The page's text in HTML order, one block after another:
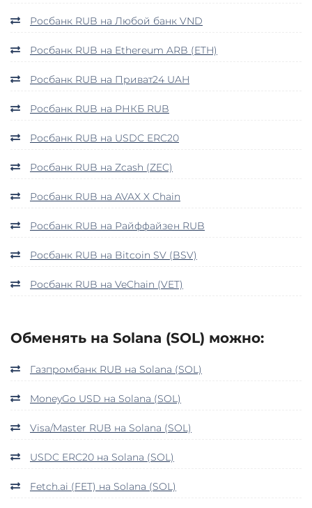
Росбанк RUB на Любой банк VND
Росбанк RUB на Ethereum ARB (ETH)
Росбанк RUB на Приват24 UAH
Росбанк RUB на РНКБ RUB
Росбанк RUB на USDC ERC20
Росбанк RUB на Zcash (ZEC)
Росбанк RUB на AVAX X Chain
Росбанк RUB на Райффайзен RUB
Росбанк RUB на Bitcoin SV (BSV)
Росбанк RUB на VeChain (VET)
Обменять на Solana (SOL) можно:
Газпромбанк RUB на Solana (SOL)
MoneyGo USD на Solana (SOL)
Visa/Master RUB на Solana (SOL)
USDC ERC20 на Solana (SOL)
Fetch.ai (FET) на Solana (SOL)